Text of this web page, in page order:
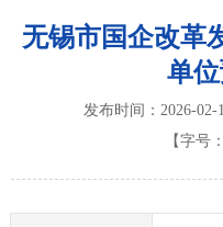
无锡市国企改革
单
发布时间：2026-
【字号：